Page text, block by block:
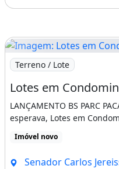
Imagem: Lotes em
Terreno / Lote
LANÇAMENTO BS PARC
esperava, Lotes em
Imóvel novo
Senador Carlos